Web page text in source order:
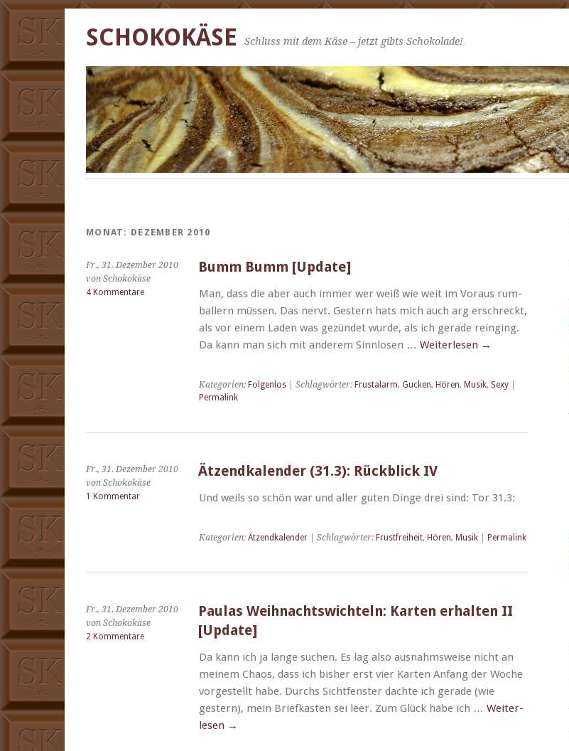
SCHOKOKÄSE Schluss mit dem Käse – jetzt gibts Schokolade!
MONAT: DEZEMBER 2010
Fr., 31. Dezember 2010
von Schokokäse
4 Kommentare
Bumm Bumm [Update]
Man, dass die aber auch immer wer weiß wie weit im Voraus rum­
ballern müssen. Das nervt. Gestern hats mich auch arg erschreckt,
als vor einem Laden was gezün­det wurde, als ich ger­ade reing­ing.
Da kann man sich mit anderem Sinnlosen … Weit­er­lesen →
Kategorien: Folgenlos| Schlagwörter: Frustalarm, Gucken, Hören, Musik, Sexy|
Permalink
Fr., 31. Dezember 2010
von Schokokäse
1 Kommentar
Ätzendkalender (31.3): Rückblick IV
Und weils so schön war und aller guten Dinge drei sind: Tor 31.3:
Kategorien: Ätzendkalender| Schlagwörter: Frustfreiheit, Hören, Musik| Permalink
Fr., 31. Dezember 2010
von Schokokäse
2 Kommentare
Paulas Weihnachtswichteln: Karten erhalten II
[Update]
Da kann ich ja lange suchen. Es lag also aus­nahm­sweise nicht an
meinem Chaos, dass ich bish­er erst vier Karten Anfang der Woche
vorgestellt habe. Durchs Sicht­fen­ster dachte ich ger­ade (wie
gestern), mein Briefkas­ten sei leer. Zum Glück habe ich … Weit­er­
lesen →